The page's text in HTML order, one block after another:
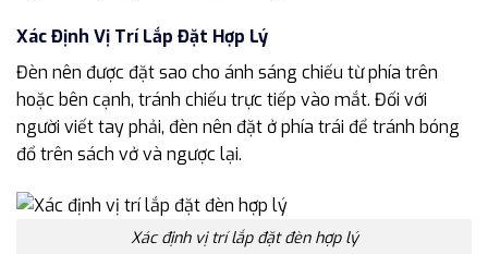
Xác Định Vị Trí Lắp Đặt Hợp Lý
Đèn nên được đặt sao cho ánh sáng chiếu từ phía trên
hoặc bên cạnh, tránh chiếu trực tiếp vào mắt. Đối với
người viết tay phải, đèn nên đặt ở phía trái để tránh bóng
đổ trên sách vở và ngược lại.
Xác định vị trí lắp đặt đèn hợp lý